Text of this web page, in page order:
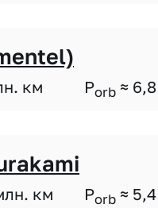
км Porb ≈ 6,8
км Porb ≈ 5,4